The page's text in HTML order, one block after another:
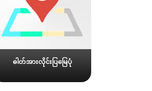
ဓါတ်အားလိုင်းပြမြေပုံ